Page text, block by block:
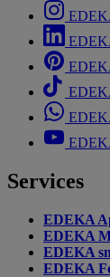
Services
EDEKA
EDEKA
EDEKA
EDEKA